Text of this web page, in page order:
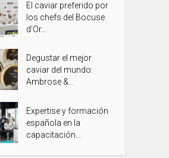
El caviar preferido por
los chefs del Bocuse
d’Or...
Degustar el mejor
caviar del mundo:
Ambrose &...
Expertise y formación
española en la
capacitación...